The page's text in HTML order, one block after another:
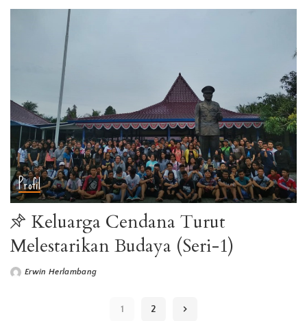
Profil
Keluarga Cendana Turut
Melestarikan Budaya (Seri-1)
Erwin Herlambang
1 2